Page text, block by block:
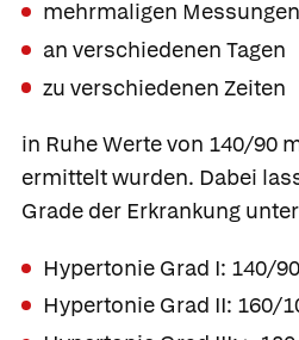
mehrmaligen Messungen
an verschiedenen Tagen
zu verschiedenen Zeiten
in Ruhe Werte von 140/90
ermittelt wurden. Dabei
Grade der Erkrankung
Hypertonie Grad I: 140/
Hypertonie Grad II: 160/